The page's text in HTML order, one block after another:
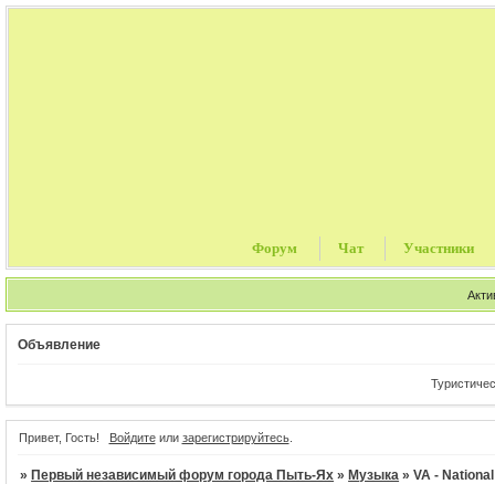
Форум Чат Участники
Объявление
Туристические
Привет, Гость! Войдитеили зарегистрируйтесь.
»Первый независимый форум города Пыть-Ях »Музыка »VA -